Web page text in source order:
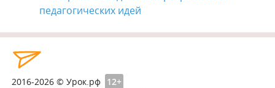
2016-2026 © Урок.рф 12+